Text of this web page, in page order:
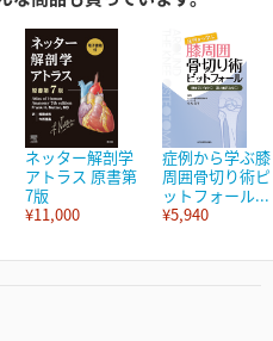
ネッター解剖学
アトラス 原書第
7版
¥11,000
症例から学ぶ膝
周囲骨切り術ピ
ットフォール...
¥5,940